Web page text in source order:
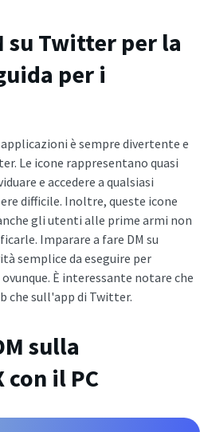
su Twitter per la
per i
è sempre divertente e
Le icone rappresentano quasi
e accedere a qualsiasi
difficile. Inoltre, queste icone
gli utenti alle prime armi non
Imparare a fare DM su
semplice da eseguire per
È interessante notare che
che sull'app di Twitter.
sulla
il PC